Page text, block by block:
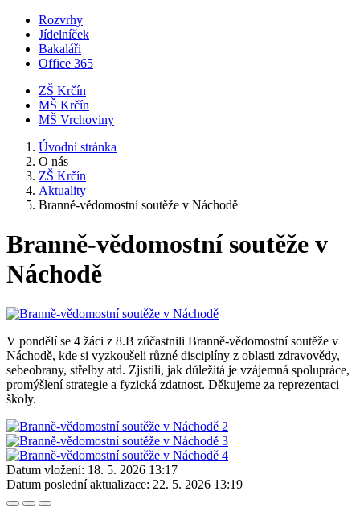
Rozvrhy
Jídelníček
Bakaláři
Office 365
ZŠ Krčín
MŠ Krčín
MŠ Vrchoviny
Úvodní stránka
O nás
ZŠ Krčín
Aktuality
Branně-vědomostní soutěže v Náchodě
Branně-vědomostní soutěže v
Náchodě
V pondělí se 4 žáci z 8.B zúčastnili Branně-vědomostní soutěže v
Náchodě, kde si vyzkoušeli různé disciplíny z oblasti zdravovědy,
sebeobrany, střelby atd. Zjistili, jak důležitá je vzájemná spolupráce,
promýšlení strategie a fyzická zdatnost. Děkujeme za reprezentaci
školy.
Datum vložení: 18. 5. 2026 13:17
Datum poslední aktualizace: 22. 5. 2026 13:19